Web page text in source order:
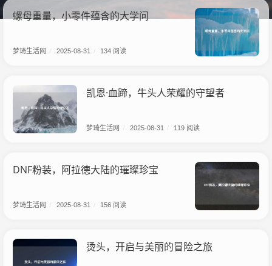
螺母重量，小零件蕴含的大学问
梦琦生活网 2025-08-31 134 阅读
凯恩·血蹄，牛头人荣耀的守望者
梦琦生活网 2025-08-31 119 阅读
DNF粉装，阿拉德大陆的璀璨珍宝
梦琦生活网 2025-08-31 156 阅读
烫头，开启与美丽的冒险之旅